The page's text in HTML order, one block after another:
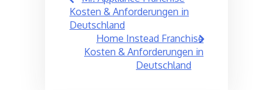
navigation
Kosten & Anforderungen in
Deutschland
Home Instead Franchise
Kosten & Anforderungen in
Deutschland